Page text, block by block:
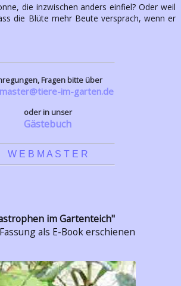
die inzwischen anders einfiel? Oder weil
die Blüte mehr Beute versprach, wenn er
Fragen bitte über
im-garten.de
oder in unser
Gästebuch
W E B M A S T E R
im Gartenteich"
als E-Book erschienen